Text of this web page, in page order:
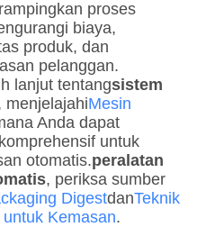
proses
biaya,
produk, dan
pelanggan.
lanjut tentangsistem
menjelajahiMesin
Anda dapat
untuk
otomatis.peralatan
, periksa sumber
DigestdanTeknik
Kemasan.